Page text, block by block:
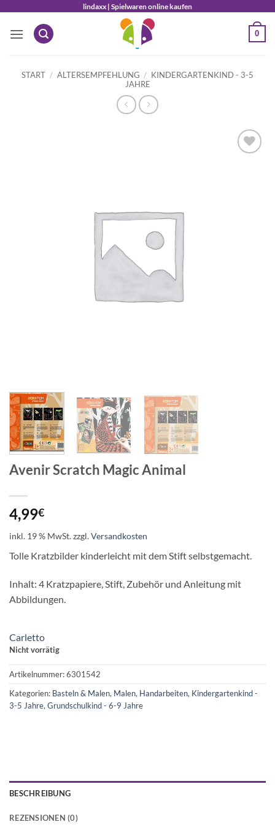
springen
lindaxx | Spielwaren online kaufen
0
START / ALTERSEMPFEHLUNG / KINDERGARTENKIND - 3-5
JAHRE
Avenir Scratch Magic Animal
4,99€
inkl. 19 % MwSt.zzgl.Versandkosten
Tolle Kratzbilder kinderleicht mit dem Stift selbstgemacht.
Inhalt: 4 Kratzpapiere, Stift, Zubehör und Anleitung mit
Abbildungen.
Carletto
Nicht vorrätig
Artikelnummer:6301542
Kategorien: Basteln & Malen, Malen, Handarbeiten, Kindergartenkind -
3-5 Jahre, Grundschulkind - 6-9 Jahre
BESCHREIBUNG
REZENSIONEN (0)